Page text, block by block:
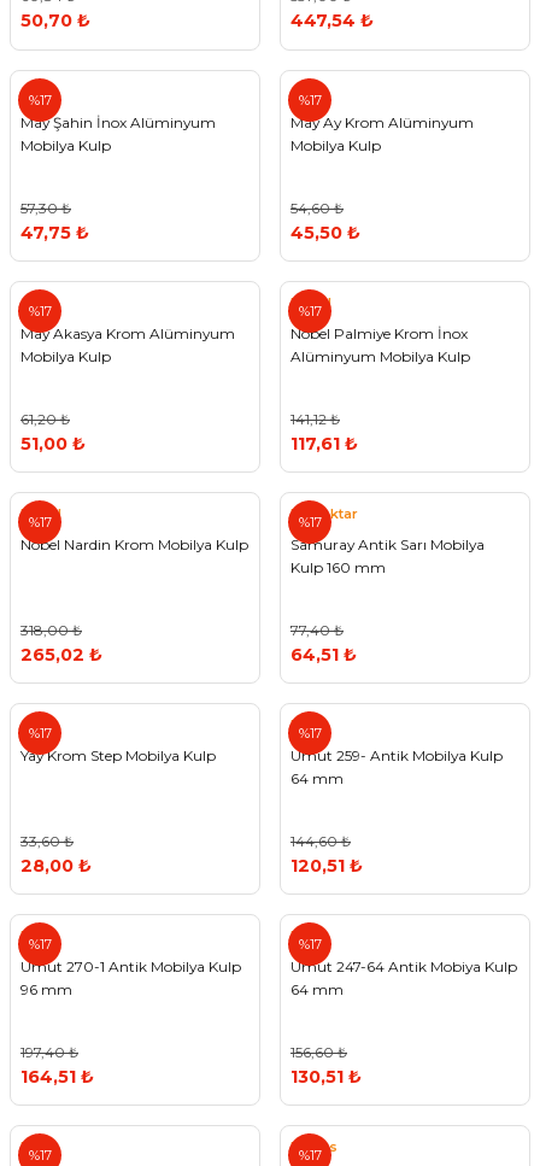
50,70 ₺ 447,54 ₺
%17
May Şahin İnox Alüminyum
Mobilya Kulp
57,30 ₺
47,75 ₺
%17
May Ay Krom Alüminyum
Mobilya Kulp
54,60 ₺
45,50 ₺
%17
May Akasya Krom Alüminyum
Mobilya Kulp
61,20 ₺
51,00 ₺
%17
Nobel
Nobel Palmiye Krom İnox
Alüminyum Mobilya Kulp
141,12 ₺
117,61 ₺
%17
Nobel
Nobel Nardin Krom Mobilya Kulp
318,00 ₺
265,02 ₺
%17
Bayraktar
Samuray Antik Sarı Mobilya
Kulp 160 mm
77,40 ₺
64,51 ₺
%17
Yay Krom Step Mobilya Kulp
33,60 ₺
28,00 ₺
%17
Umut
Umut 259- Antik Mobilya Kulp
64 mm
144,60 ₺
120,51 ₺
%17
Umut
Umut 270-1 Antik Mobilya Kulp
96 mm
197,40 ₺
164,51 ₺
%17
Umut
Umut 247-64 Antik Mobiya Kulp
64 mm
156,60 ₺
130,51 ₺
%17
Umut %17
Emaks